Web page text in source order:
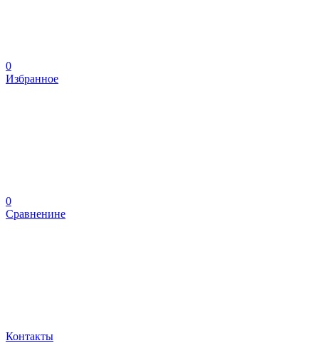
0
Избранное
0
Сравненине
Контакты